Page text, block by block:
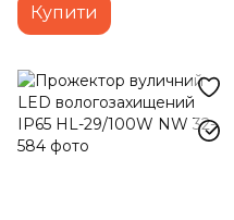
Купити